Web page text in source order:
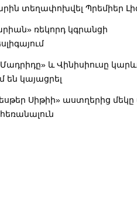
տեղափոխվել Պրեմիեր
ռեկորդ կգրանցի
և Վինիսիուսը
են կայացրել
Սիթիի» աստղերից մեկը